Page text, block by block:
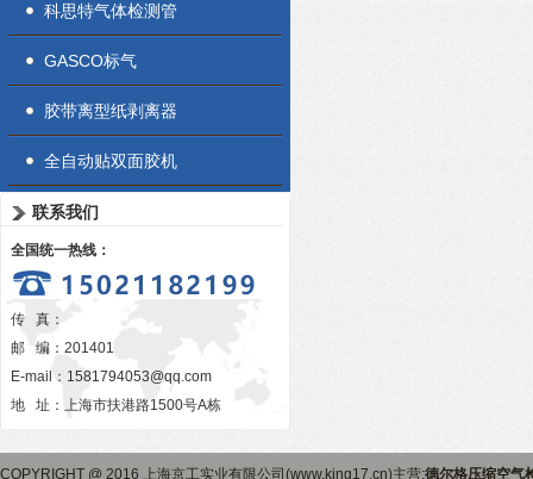
科思特气体检测管
GASCO标气
胶带离型纸剥离器
全自动贴双面胶机
联系我们
全国统一热线：
传 真：
邮 编：201401
E-mail： 1581794053@qq.com
地 址：上海市扶港路1500号A栋
COPYRIGHT @ 2016 上海京工实业有限公司(www.king17.cn)主营:德尔格压缩空气